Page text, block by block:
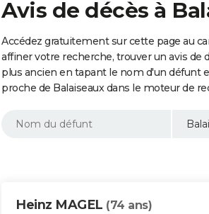
Avis de décès à
Accédez gratuitement sur cette page au
affiner votre recherche, trouver un avis de
plus ancien en tapant le nom d'un défunt
proche de Balaiseaux dans le moteur de
Heinz MAGEL (74 ans)